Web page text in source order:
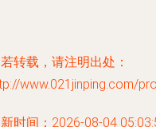
转载，请注明出处：
www.021jinping.com/
时间：2026-08-04